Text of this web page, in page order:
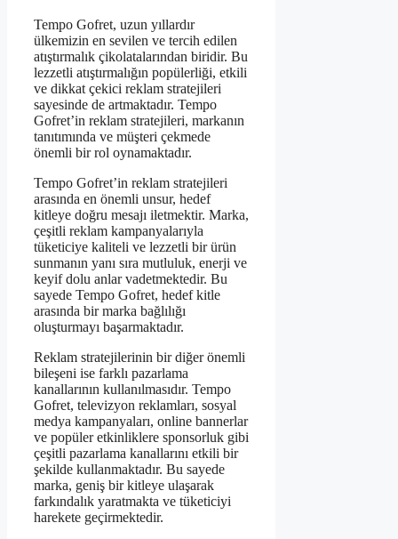
Tempo Gofret, uzun yıllardır
ülkemizin en sevilen ve tercih edilen
atıştırmalık çikolatalarından biridir. Bu
lezzetli atıştırmalığın popülerliği, etkili
ve dikkat çekici reklam stratejileri
sayesinde de artmaktadır. Tempo
Gofret’in reklam stratejileri, markanın
tanıtımında ve müşteri çekmede
önemli bir rol oynamaktadır.
Tempo Gofret’in reklam stratejileri
arasında en önemli unsur, hedef
kitleye doğru mesajı iletmektir. Marka,
çeşitli reklam kampanyalarıyla
tüketiciye kaliteli ve lezzetli bir ürün
sunmanın yanı sıra mutluluk, enerji ve
keyif dolu anlar vadetmektedir. Bu
sayede Tempo Gofret, hedef kitle
arasında bir marka bağlılığı
oluşturmayı başarmaktadır.
Reklam stratejilerinin bir diğer önemli
bileşeni ise farklı pazarlama
kanallarının kullanılmasıdır. Tempo
Gofret, televizyon reklamları, sosyal
medya kampanyaları, online bannerlar
ve popüler etkinliklere sponsorluk gibi
çeşitli pazarlama kanallarını etkili bir
şekilde kullanmaktadır. Bu sayede
marka, geniş bir kitleye ulaşarak
farkındalık yaratmakta ve tüketiciyi
harekete geçirmektedir.